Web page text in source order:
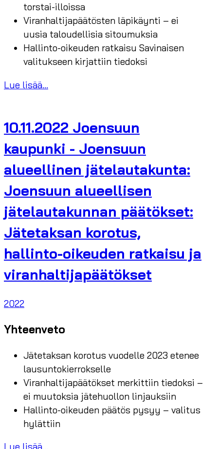
torstai-illoissa
Viranhaltijapäätösten läpikäynti – ei
uusia taloudellisia sitoumuksia
Hallinto-oikeuden ratkaisu Savinaisen
valitukseen kirjattiin tiedoksi
Lue lisää...
10.11.2022 Joensuun
kaupunki - Joensuun
alueellinen jätelautakunta:
Joensuun alueellisen
jätelautakunnan päätökset:
Jätetaksan korotus,
hallinto-oikeuden ratkaisu ja
viranhaltijapäätökset
2022
Yhteenveto
Jätetaksan korotus vuodelle 2023 etenee
lausuntokierrokselle
Viranhaltijapäätökset merkittiin tiedoksi –
ei muutoksia jätehuollon linjauksiin
Hallinto-oikeuden päätös pysyy – valitus
hylättiin